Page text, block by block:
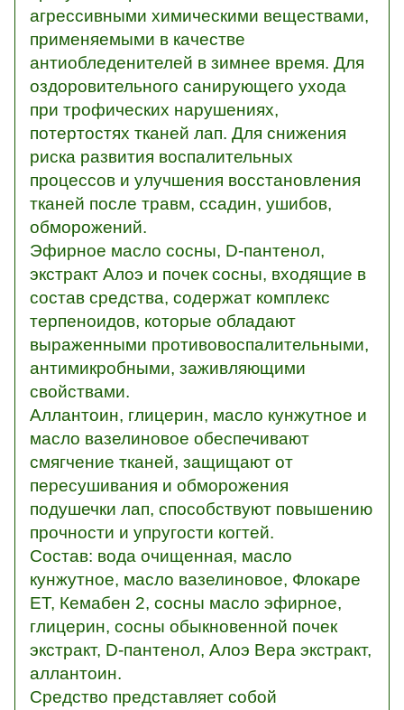
агрессивными химическими веществами,
применяемыми в качестве
антиобледенителей в зимнее время. Для
оздоровительного санирующего ухода
при трофических нарушениях,
потертостях тканей лап. Для снижения
риска развития воспалительных
процессов и улучшения восстановления
тканей после травм, ссадин, ушибов,
обморожений.
Эфирное масло сосны, D-пантенол,
экстракт Алоэ и почек сосны, входящие в
состав средства, содержат комплекс
терпеноидов, которые обладают
выраженными противовоспалительными,
антимикробными, заживляющими
свойствами.
Аллантоин, глицерин, масло кунжутное и
масло вазелиновое обеспечивают
смягчение тканей, защищают от
пересушивания и обморожения
подушечки лап, способствуют повышению
прочности и упругости когтей.
Состав: вода очищенная, масло
кунжутное, масло вазелиновое, Флокаре
ЕТ, Кемабен 2, сосны масло эфирное,
глицерин, сосны обыкновенной почек
экстракт, D-пантенол, Алоэ Вера экстракт,
аллантоин.
Средство представляет собой